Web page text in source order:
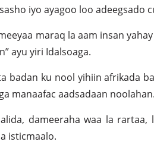
iyo ayagoo loo adeegsado
maraq la aam insan
ayu yiri Idalsoaga.
badan ku nool yihiin afrikada
manaafac aadsadaan
dameeraha waa la
isticmaalo.